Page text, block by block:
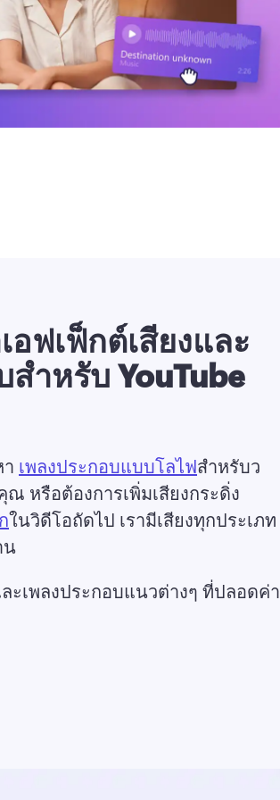
อฟเฟ็กต์เสียงและ
สำหรับ YouTube
เพลงประกอบแบบโลไฟสำหรับว
ณ หรือต้องการเพิ่มเสียงกระดิ่ง
ในวิดีโอถัดไป เรามีเสียงทุกประเภท
น
ะเพลงประกอบแนวต่างๆ ที่ปลอดค่า